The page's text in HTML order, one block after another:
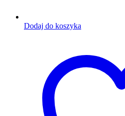
Dodaj do koszyka